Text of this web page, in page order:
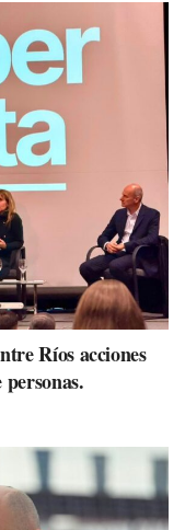
Ríos acciones